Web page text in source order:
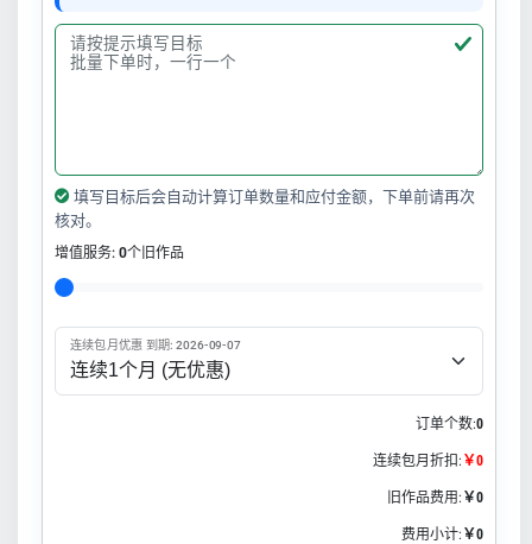
填写目标后会自动计算订单数量和应付金额，下单前请再次
核对。
增值服务: 0个旧作品
连续包月优惠 到期: 2026-09-07
订单个数:0
连续包月折扣: ￥0
旧作品费用: ￥0
费用小计: ￥0